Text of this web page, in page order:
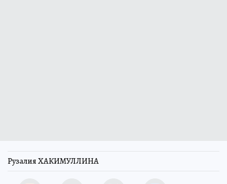
Рузалия ХАКИМУЛЛИНА